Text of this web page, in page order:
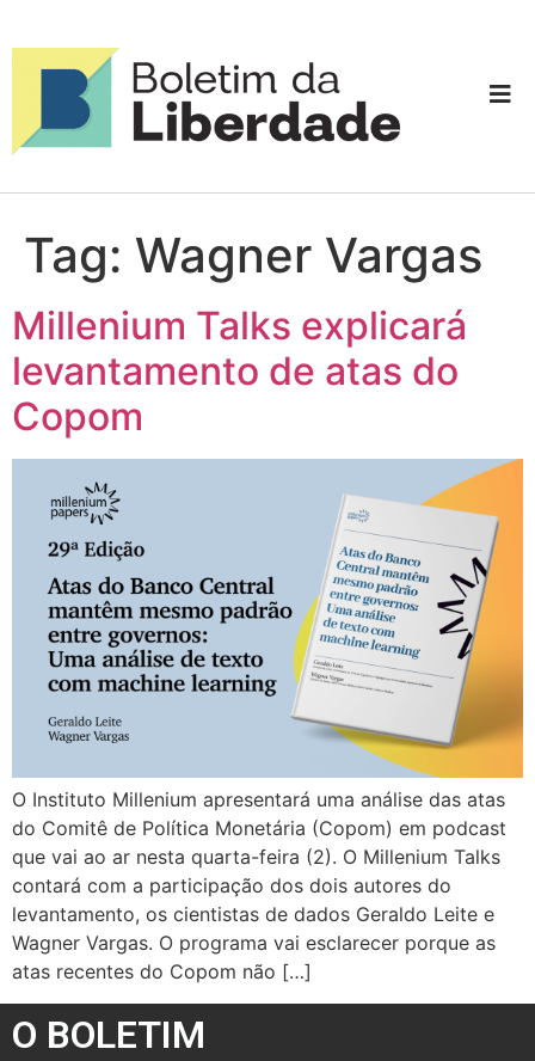
Tag: Wagner Vargas
Millenium Talks explicará
levantamento de atas do
Copom
O Instituto Millenium apresentará uma análise das atas
do Comitê de Política Monetária (Copom) em podcast
que vai ao ar nesta quarta-feira (2). O Millenium Talks
contará com a participação dos dois autores do
levantamento, os cientistas de dados Geraldo Leite e
Wagner Vargas. O programa vai esclarecer porque as
atas recentes do Copom não […]
O BOLETIM